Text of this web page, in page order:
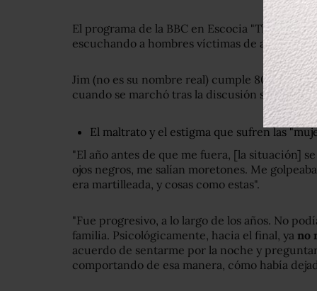
El programa de la BBC en Escocia "The Kaye
escuchando a hombres víctimas de abuso.
Jim (no es su nombre real) cumple 80 este
cuando se marchó tras la discusión sobre el
El maltrato y el estigma que sufren las
"El año antes de que me fuera, [la situación]
ojos negros, me salían moretones. Me
era martilleada, y cosas como estas".
"Fue progresivo, a lo largo de los años. No
familia. Psicológicamente, hacia el final, ya no
acuerdo de sentarme por la noche y
comportando de esa manera, cómo había